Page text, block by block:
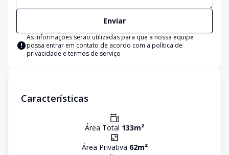
Enviar
As informações serão utilizadas para que a nossa equipe
possa entrar em contato de acordo com a política de
privacidade e termos de serviço
Características
Área Total 133m²
Área Privativa 62m²